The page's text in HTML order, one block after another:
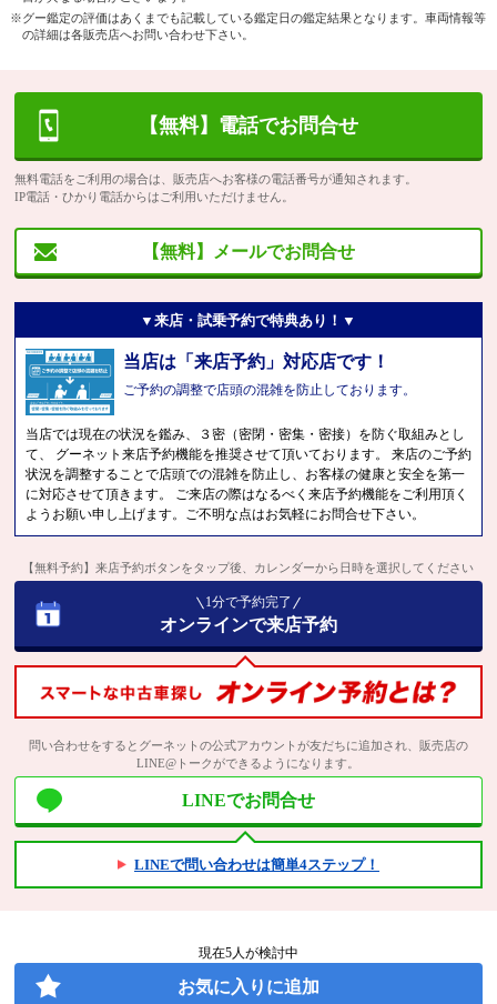
※グー鑑定の評価はあくまでも記載している鑑定日の鑑定結果となります。車両情報等
の詳細は各販売店へお問い合わせ下さい。
【無料】電話でお問合せ
無料電話をご利用の場合は、販売店へお客様の電話番号が通知されます。
IP電話・ひかり電話からはご利用いただけません。
【無料】メールでお問合せ
▼来店・試乗予約で特典あり！▼
当店は「来店予約」対応店です！
ご予約の調整で店頭の混雑を防止しております。
当店では現在の状況を鑑み、３密（密閉・密集・密接）を防ぐ取組みとし
て、 グーネット来店予約機能を推奨させて頂いております。 来店のご予約
状況を調整することで店頭での混雑を防止し、お客様の健康と安全を第一
に対応させて頂きます。 ご来店の際はなるべく来店予約機能をご利用頂く
ようお願い申し上げます。ご不明な点はお気軽にお問合せ下さい。
【無料予約】来店予約ボタンをタップ後、カレンダーから日時を選択してください
1分で予約完了
オンラインで来店予約
問い合わせをするとグーネットの公式アカウントが友だちに追加され、販売店の
LINE@トークができるようになります。
LINEでお問合せ
LINEで問い合わせは簡単4ステップ！
現在5人が検討中
お気に入りに追加